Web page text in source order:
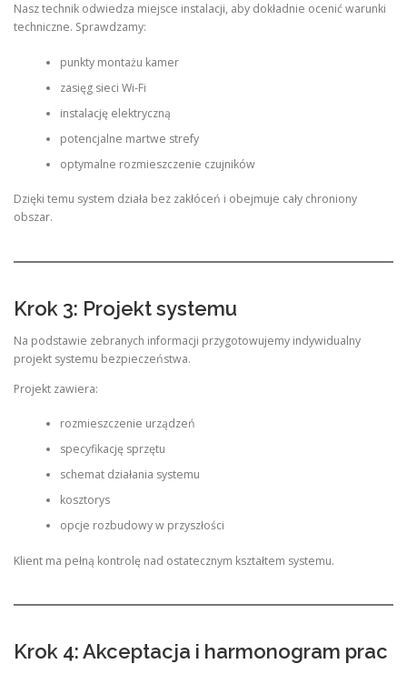
Nasz technik odwiedza miejsce instalacji, aby dokładnie ocenić warunki
techniczne. Sprawdzamy:
punkty montażu kamer
zasięg sieci Wi-Fi
instalację elektryczną
potencjalne martwe strefy
optymalne rozmieszczenie czujników
Dzięki temu system działa bez zakłóceń i obejmuje cały chroniony
obszar.
Krok 3: Projekt systemu
Na podstawie zebranych informacji przygotowujemy indywidualny
projekt systemu bezpieczeństwa.
Projekt zawiera:
rozmieszczenie urządzeń
specyfikację sprzętu
schemat działania systemu
kosztorys
opcje rozbudowy w przyszłości
Klient ma pełną kontrolę nad ostatecznym kształtem systemu.
Krok 4: Akceptacja i harmonogram prac